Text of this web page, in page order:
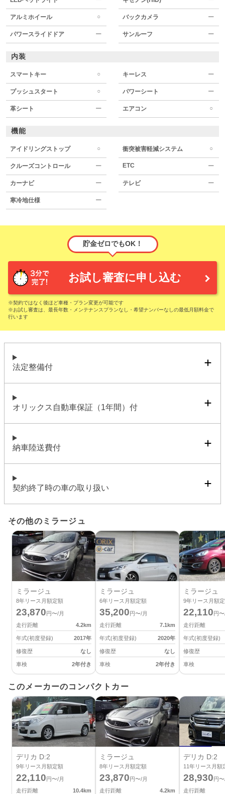
アルミホイール ○ バックカメラ ー
パワースライドドア ー サンルーフ ー
内装
スマートキー ○ キーレス ー
プッシュスタート ○ パワーシート ー
革シート ー エアコン ○
機能
アイドリングストップ ○ 衝突被害軽減システム ○
クルーズコントロール ー ETC ー
カーナビ ー テレビ ー
寒冷地仕様 ー
貯金ゼロでもOK！
お試し審査に申し込む
※契約ではなく後ほど車種・プラン変更が可能です
※お試し審査は、最長年数・メンテナンスプランなし・希望ナンバーなしの最低月額料金で
行います
法定整備付
オリックス自動車保証（1年間）付
納車陸送費付
契約終了時の車の取り扱い
その他のミラージュ
ミラージュ
8年リース月額定額
23,870円〜/月
走行距離
4.2km
年式(初度登録) 2017年
修復歴 なし
車検 2年付き
ミラージュ
6年リース月額定額
35,200円〜/月
走行距離
7.1km
年式(初度登録) 2020年
修復歴 なし
車検 2年付き
ミラージュ
9年リース月額
22,110円
走行距離
年式(初度登録)
修復歴
車検
このメーカーのコンパクトカー
デリカ D:2
9年リース月額定額
22,110円〜/月
走行距離
10.4km
ミラージュ
8年リース月額定額
23,870円〜/月
走行距離
4.2km
デリカ D:2
11年リース月額
28,930円
走行距離